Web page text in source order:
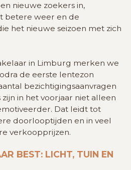
nieuwe zoekers in,
betere weer en de
het nieuwe seizoen met zich
in Limburg merken we
de eerste lentezon
bezichtigingsaanvragen
in het voorjaar niet alleen
Dat leidt tot
doorlooptijden en in veel
verkoopprijzen.
BEST: LICHT, TUIN EN